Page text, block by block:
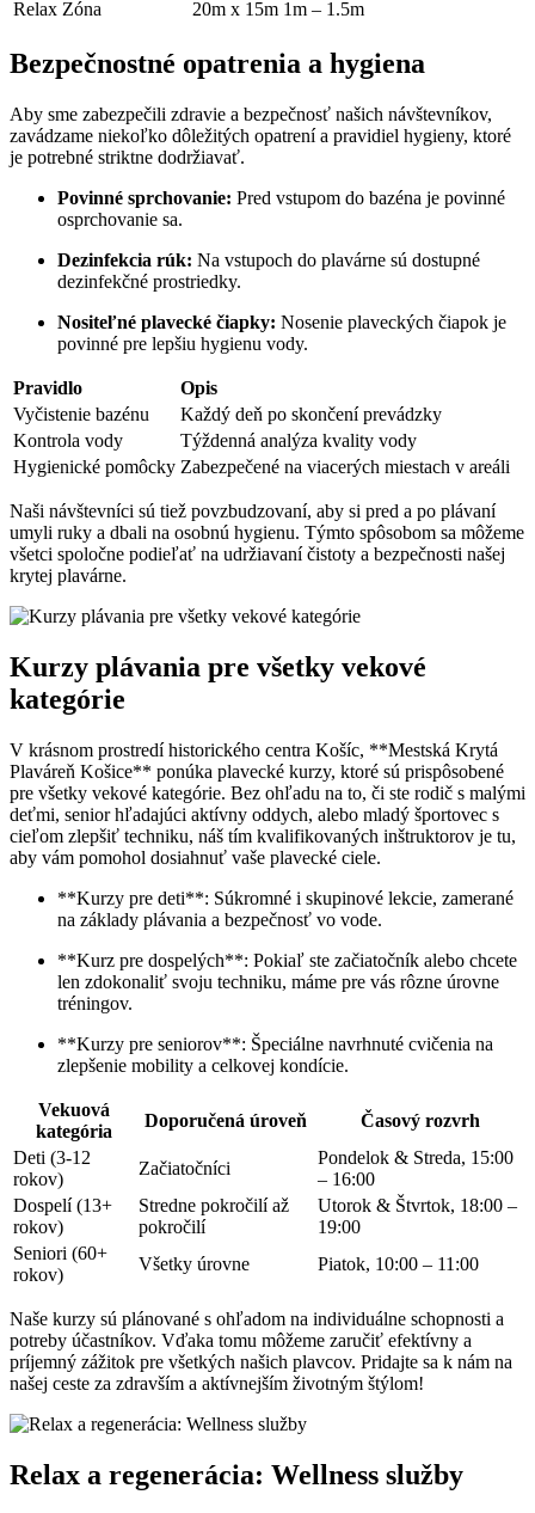
Relax Zóna 20m x 15m 1m – 1.5m
Bezpečnostné opatrenia a hygiena
Aby sme zabezpečili zdravie a bezpečnosť našich návštevníkov,
zavádzame niekoľko dôležitých opatrení a pravidiel hygieny, ktoré
je potrebné striktne dodržiavať.
Povinné sprchovanie: Pred vstupom do bazéna je povinné
osprchovanie sa.
Dezinfekcia rúk: Na vstupoch do plavárne sú dostupné
dezinfekčné prostriedky.
Nositeľné plavecké čiapky: Nosenie plaveckých čiapok je
povinné pre lepšiu hygienu vody.
Pravidlo
Opis
Vyčistenie bazénu
Každý deň po skončení prevádzky
Kontrola vody
Týždenná analýza kvality vody
Hygienické pomôcky Zabezpečené na viacerých miestach v areáli
Naši návštevníci sú tiež povzbudzovaní, aby si pred a po plávaní
umyli ruky a dbali na osobnú hygienu. Týmto spôsobom sa môžeme
všetci spoločne podieľať na udržiavaní čistoty a bezpečnosti našej
krytej plavárne.
Kurzy plávania pre všetky vekové
kategórie
V krásnom prostredí historického centra Košíc, **Mestská Krytá
Plaváreň Košice** ponúka plavecké kurzy, ktoré sú prispôsobené
pre všetky vekové kategórie. Bez ohľadu na to, či ste rodič s malými
deťmi, senior hľadajúci aktívny oddych, alebo mladý športovec s
cieľom zlepšiť techniku, náš tím kvalifikovaných inštruktorov je tu,
aby vám pomohol dosiahnuť vaše plavecké ciele.
**Kurzy pre deti**: Súkromné i skupinové lekcie, zamerané
na základy plávania a bezpečnosť vo vode.
**Kurz pre dospelých**: Pokiaľ ste začiatočník alebo chcete
len zdokonaliť svoju techniku, máme pre vás rôzne úrovne
tréningov.
**Kurzy pre seniorov**: Špeciálne navrhnuté cvičenia na
zlepšenie mobility a celkovej kondície.
Vekuová
kategória
Doporučená úroveň
Časový rozvrh
Deti (3-12
rokov)
Začiatočníci
Pondelok & Streda, 15:00
– 16:00
Dospelí (13+
rokov)
Stredne pokročilí až
pokročilí
Utorok & Štvrtok, 18:00 –
19:00
Seniori (60+
rokov)
Všetky úrovne Piatok, 10:00 – 11:00
Naše kurzy sú plánované s ohľadom na individuálne schopnosti a
potreby účastníkov. Vďaka tomu môžeme zaručiť efektívny a
príjemný zážitok pre všetkých našich plavcov. Pridajte sa k nám na
našej ceste za zdravším a aktívnejším životným štýlom!
Relax a regenerácia: Wellness služby